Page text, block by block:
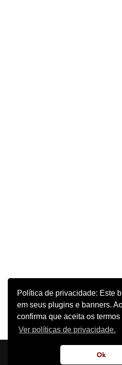
Política de privacidade: Este
em seus plugins e banners.
confirma que aceita os termos
Ver políticas de privacidade.
Ok
Sobre o Site